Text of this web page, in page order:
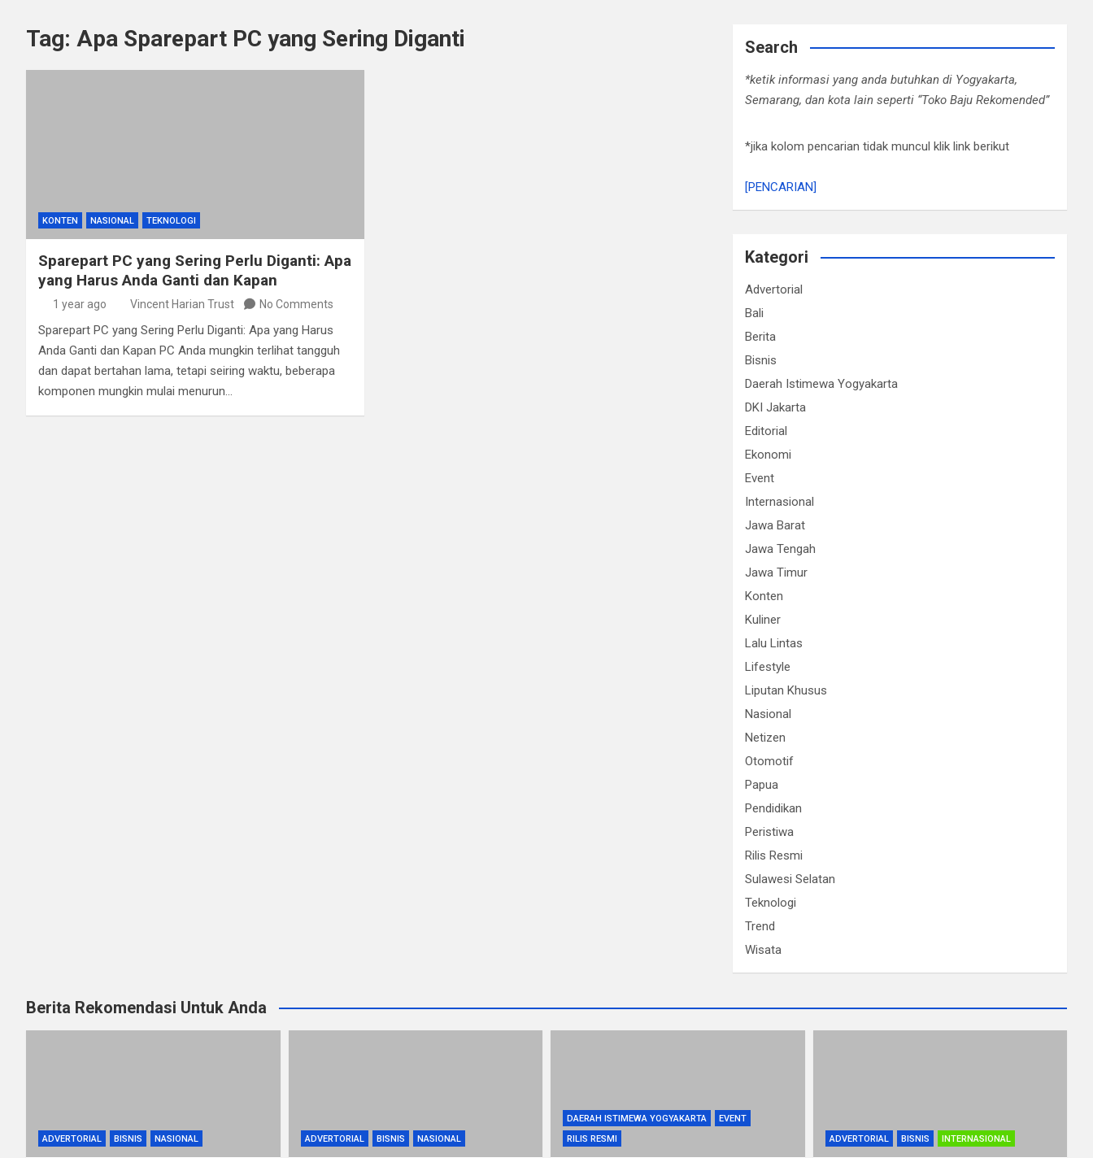
Tag: Apa Sparepart PC yang Sering Diganti
KONTEN NASIONAL TEKNOLOGI
Sparepart PC yang Sering Perlu Diganti: Apa
yang Harus Anda Ganti dan Kapan
1 year ago Vincent Harian Trust No Comments
Sparepart PC yang Sering Perlu Diganti: Apa yang Harus
Anda Ganti dan Kapan PC Anda mungkin terlihat tangguh
dan dapat bertahan lama, tetapi seiring waktu, beberapa
komponen mungkin mulai menurun…
Search
*ketik informasi yang anda butuhkan di Yogyakarta,
Semarang, dan kota lain seperti “Toko Baju Rekomended”
*jika kolom pencarian tidak muncul klik link berikut
[PENCARIAN]
Kategori
Advertorial
Bali
Berita
Bisnis
Daerah Istimewa Yogyakarta
DKI Jakarta
Editorial
Ekonomi
Event
Internasional
Jawa Barat
Jawa Tengah
Jawa Timur
Konten
Kuliner
Lalu Lintas
Lifestyle
Liputan Khusus
Nasional
Netizen
Otomotif
Papua
Pendidikan
Peristiwa
Rilis Resmi
Sulawesi Selatan
Teknologi
Trend
Wisata
Berita Rekomendasi Untuk Anda
ADVERTORIAL BISNIS NASIONAL ADVERTORIAL BISNIS NASIONAL
DAERAH ISTIMEWA YOGYAKARTA
EVENT
RILIS RESMI
ADVERTORIAL BISNIS INTERNASIONAL